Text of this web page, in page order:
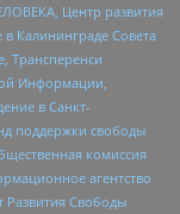
Центр развития
Калининграде Совета
Трансперенси
Информации,
в Санкт-
поддержки свободы
комиссия
агентство
Развития Свободы